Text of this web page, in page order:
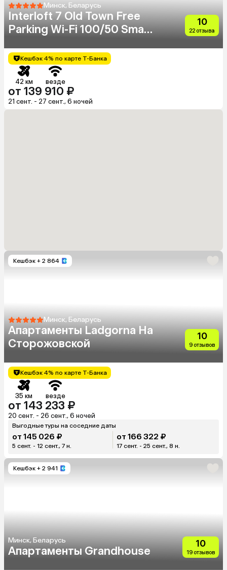
Минск, Беларусь
Interloft 7 Old Town Free
Parking Wi-Fi 100/50 Smart
10
22 отзыва
Кешбэк 4% по карте Т-Банка
42 км везде
от 139 910 ₽
21 сент. - 27 сент., 6 ночей
Кешбэк + 2 864
Минск, Беларусь
Апартаменты Ladgorna На
Сторожовской
10
9 отзывов
Кешбэк 4% по карте Т-Банка
35 км везде
от 143 233 ₽
20 сент. - 26 сент., 6 ночей
Выгодные туры на соседние даты
от 145 026 ₽
5 сент. - 12 сент., 7 н.
от 166 322 ₽
17 сент. - 25 сент., 8 н.
Кешбэк + 2 941
Минск, Беларусь
Апартаменты Grandhouse
10
19 отзывов